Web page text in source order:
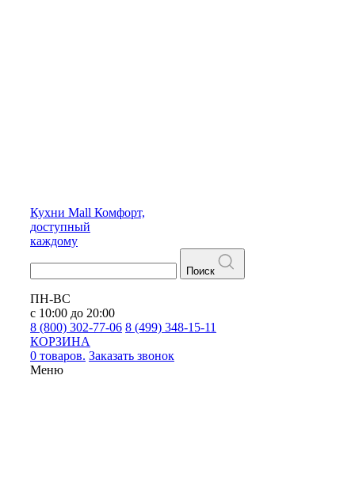
Кухни Mall Комфорт,
доступный
каждому
Поиск
ПН-ВС
с 10:00 до 20:00
8 (800) 302-77-06 8 (499) 348-15-11
КОРЗИНА
0 товаров. Заказать звонок
Меню